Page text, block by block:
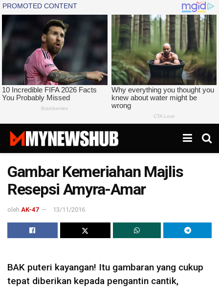
Gambar Kemeriahan Majlis
Resepsi Amyra-Amar
oleh AK-47 13/11/2016
BAK puteri kayangan! Itu gambaran yang cukup
tepat diberikan kepada pengantin cantik,